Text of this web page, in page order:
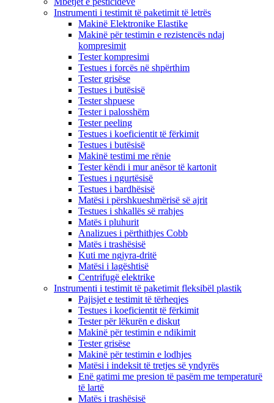
Instrumenti i testimit të paketimit të letrës
Makinë Elektronike Elastike
Makinë për testimin e rezistencës ndaj
kompresimit
Tester kompresimi
Testues i forcës në shpërthim
Tester grisëse
Testues i butësisë
Tester shpuese
Tester i palosshëm
Tester peeling
Testues i koeficientit të fërkimit
Testues i butësisë
Makinë testimi me rënie
Tester këndi i mur anësor të kartonit
Testues i ngurtësisë
Testues i bardhësisë
Matësi i përshkueshmërisë së ajrit
Testues i shkallës së rrahjes
Matës i pluhurit
Analizues i përthithjes Cobb
Matës i trashësisë
Kuti me ngjyra-dritë
Matësi i lagështisë
Centrifugë elektrike
Instrumenti i testimit të paketimit fleksibël plastik
Pajisjet e testimit të tërheqjes
Testues i koeficientit të fërkimit
Tester për lëkurën e diskut
Makinë për testimin e ndikimit
Tester grisëse
Makinë për testimin e lodhjes
Matësi i indeksit të tretjes së yndyrës
Enë gatimi me presion të pasëm me temperaturë
të lartë
Matës i trashësisë